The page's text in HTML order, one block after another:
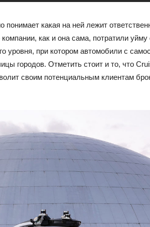
понимает какая на ней лежит
как и она сама, потратили
уровня, при котором автомобили с
городов. Отметить стоит и то, что
своим потенциальным клиентам